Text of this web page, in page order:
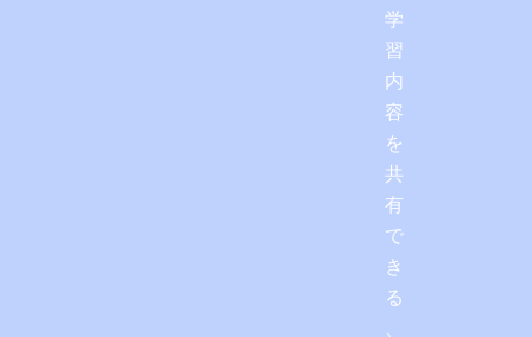
学
習
内
容
を
共
有
で
き
る